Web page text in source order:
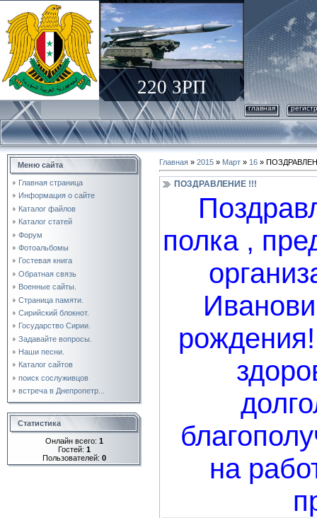
220 ЗРП
главная
Меню сайта
Главная страница
Информация о сайте
Каталог файлов
Каталог статей
Форум
Фотоальбомы
Гостевая книга
Обратная связь
Военные сайты.
Страница памяти.
Сирийский блокнот.
Государство Сирии.
Задавайте вопросы.
Наши песни.
Каталог сайтов
поиск сослуживцов
встреча в Днепропетр...
Статистика
Онлайн всего: 1
Гостей: 1
Пользователей: 0
Главная » 2015 » Март » 16 »
ПОЗДРАВЛЕНИЕ !!!
полка ,
на